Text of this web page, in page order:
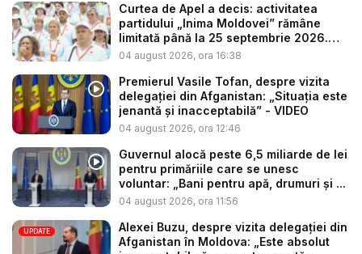
Curtea de Apel a decis: activitatea
partidului „Inima Moldovei” rămâne
limitată până la 25 septembrie 2026.
Re...
04 august 2026, ora 16:38
Premierul Vasile Tofan, despre vizita
delegației din Afganistan: „Situația este
jenantă și inacceptabilă” - VIDEO
04 august 2026, ora 12:46
Guvernul alocă peste 6,5 miliarde de lei
pentru primăriile care se unesc
voluntar: „Bani pentru apă, drumuri și ...
04 august 2026, ora 11:56
UPDATE
Alexei Buzu, despre vizita delegației din
Afganistan în Moldova: „Este absolut